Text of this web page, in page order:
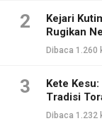
2
Kejari
Rugikan
Dibaca 1.260
3
Kete
Tradisi
Dibaca 1.232